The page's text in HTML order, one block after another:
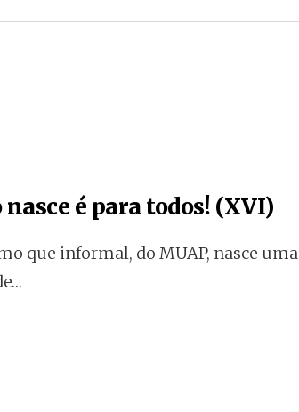
é para todos! (XVI)
que informal, do MUAP, nasce uma